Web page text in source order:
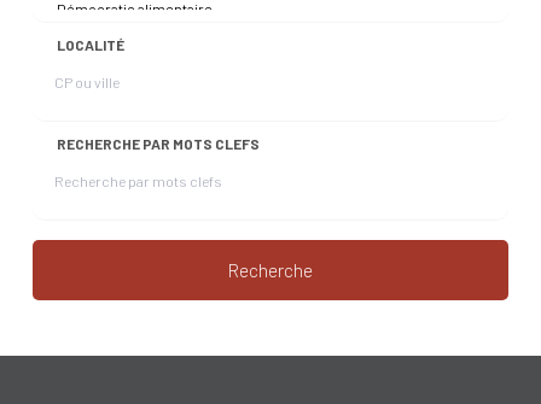
LOCALITÉ
RECHERCHE PAR MOTS CLEFS
Recherche